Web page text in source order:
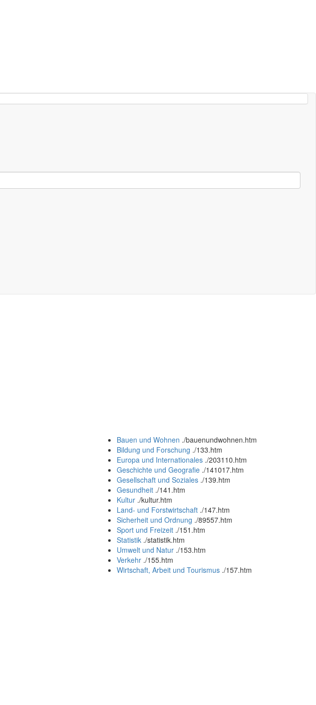
Bauen und Wohnen ./bauenundwohnen.htm
Bildung und Forschung ./133.htm
Europa und Internationales ./203110.htm
Geschichte und Geografie ./141017.htm
Gesellschaft und Soziales ./139.htm
Gesundheit ./141.htm
Kultur ./kultur.htm
Land- und Forstwirtschaft ./147.htm
Sicherheit und Ordnung ./89557.htm
Sport und Freizeit ./151.htm
Statistik ./statistik.htm
Umwelt und Natur ./153.htm
Verkehr ./155.htm
Wirtschaft, Arbeit und Tourismus ./157.htm